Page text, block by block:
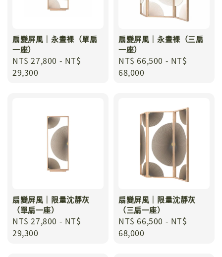
扇變屏風｜永晝裸（單扇
一座）
Regular
price
NT$ 27,800 - NT$
29,300
扇變屏風｜永晝裸（三扇
一座）
Regular
price
NT$ 66,500 - NT$
68,000
扇變屏風｜限量沈靜灰
（單扇一座）
Regular
price
NT$ 27,800 - NT$
29,300
扇變屏風｜限量沈靜灰
（三扇一座）
Regular
price
NT$ 66,500 - NT$
68,000